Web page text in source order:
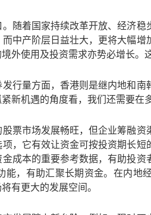
随着国家持续改革开放、经济
中产阶层日益壮大，更将大幅
外使用及投资需求亦势必增长。
行量方面，香港则是继内地和
新机遇的角度看，我们还需要在
票市场发展畅旺，但企业筹融
，它有效让资金可按投资期长
成本的重要参考数据，有助投
，有助汇聚长期资金。在内地
有更大的发展空间。